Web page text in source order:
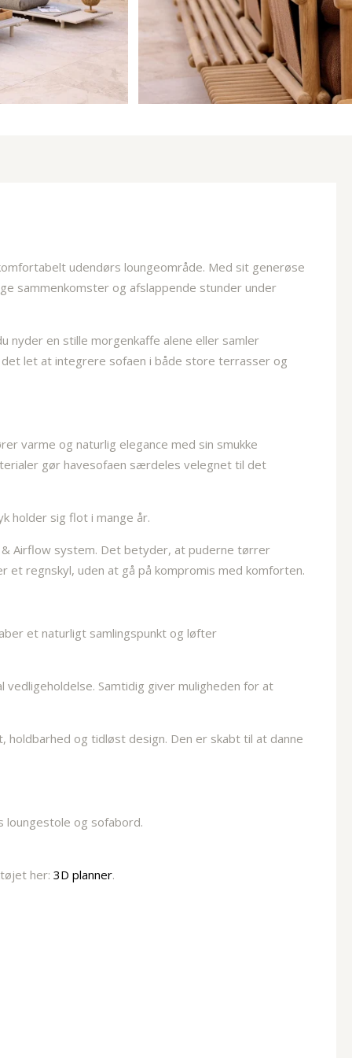
udendørs loungeområde. Med sit generøse
sammenkomster og afslappende stunder under
nyder en stille morgenkaffe alene eller samler
let at integrere sofaen i både store terrasser og
varme og naturlig elegance med sin smukke
gør havesofaen særdeles velegnet til det
holder sig flot i mange år.
Airflow system. Det betyder, at puderne tørrer
regnskyl, uden at gå på kompromis med komforten.
et naturligt samlingspunkt og løfter
Samtidig giver muligheden for at
og tidløst design. Den er skabt til at danne
loungestole og sofabord.
her: 3D planner.